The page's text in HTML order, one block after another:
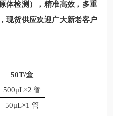
体检测），精准高效，多重
现货供应欢迎广大新老客户
50T/盒
500μL×2 管
50μL×1 管